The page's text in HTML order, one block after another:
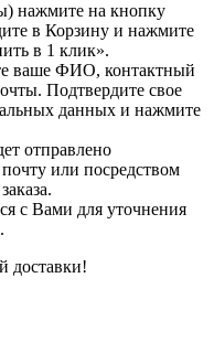
нажмите на кнопку
в Корзину и нажмите
в 1 клик».
ваше ФИО, контактный
Подтвердите свое
данных и нажмите
отправлено
или посредством
с Вами для уточнения
доставки!